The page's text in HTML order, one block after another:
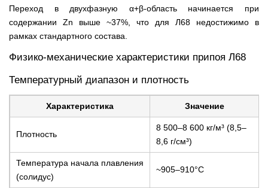
Переход в двухфазную α+β-область начинается при
содержании Zn выше ~37%, что для Л68 недостижимо в
рамках стандартного состава.
Физико-механические характеристики припоя Л68
Температурный диапазон и плотность
Характеристика Значение
Плотность
8 500–8 600 кг/м³ (8,5–
8,6 г/см³)
Температура начала плавления
(солидус)
~905–910°C